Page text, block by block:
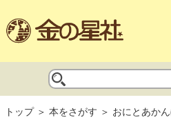
トップ 本をさがす おにとあかん